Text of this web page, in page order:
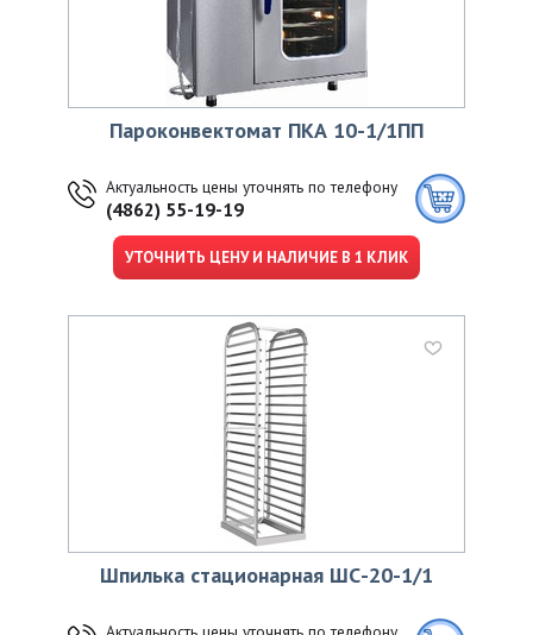
Пароконвектомат ПКА 10-1/1ПП
Актуальность цены уточнять по телефону
(4862) 55-19-19
УТОЧНИТЬ ЦЕНУ И НАЛИЧИЕ В 1 КЛИК
Шпилька стационарная ШС-20-1/1